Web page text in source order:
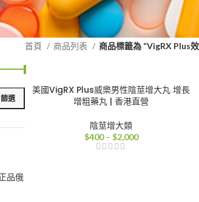
篩選
品俄
首頁 商品列表 商品標籤為 “VigRX Plus
美國VigRX Plus威樂男性陰莖增大丸 增長
增粗藥丸 | 香港直營
陰莖增大類
$400 – $2,000價